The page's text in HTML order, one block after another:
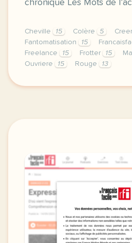
chronique Les Mots de
Cheville 15 Colère 5 Creer
Fantomatisation
15
Freelance
15 Frotter 15
Ouvriere
15 Rouge 13
exercice b1 voir rouge